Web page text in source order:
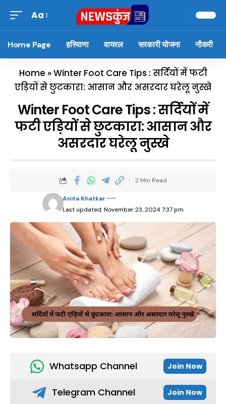
Aa
Home Page हरियाणा वायरल सरकारी योजना नौकरी
Home »Winter Foot Care Tips : सर्दियों में फटी
एड़ियों से छुटकारा: आसान और असरदार घरेलू नुस्खे
Winter Foot Care Tips : सर्दियों में
फटी एड़ियों से छुटकारा: आसान और
असरदार घरेलू नुस्खे
Last updated: November 23, 2024 7:37 pm
Anita Khatkar
2 Min Read
Whatsapp Channel Join Now
Telegram Channel Join Now